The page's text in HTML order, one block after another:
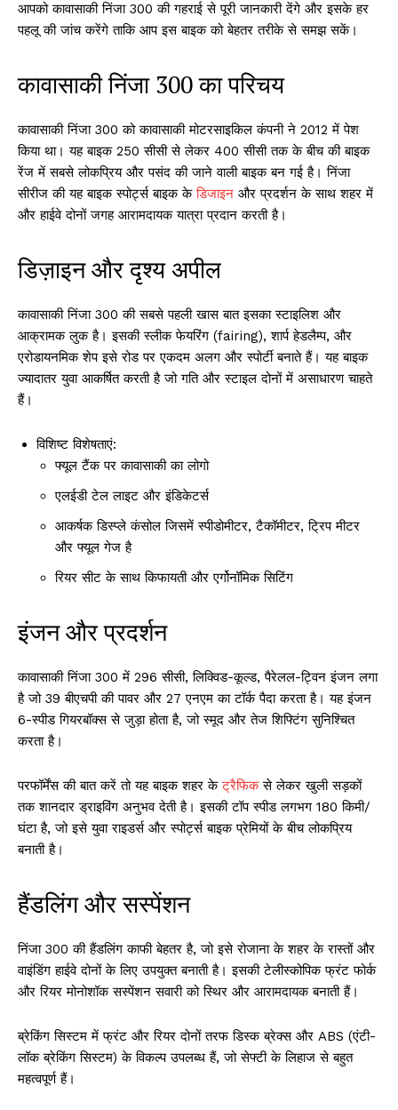
आपको कावासाकी निंजा 300 की गहराई से पूरी जानकारी देंगे और इसके हर
पहलू की जांच करेंगे ताकि आप इस बाइक को बेहतर तरीके से समझ सकें।
कावासाकी निंजा 300 का परिचय
कावासाकी निंजा 300 को कावासाकी मोटरसाइकिल कंपनी ने 2012 में पेश
किया था। यह बाइक 250 सीसी से लेकर 400 सीसी तक के बीच की बाइक
रेंज में सबसे लोकप्रिय और पसंद की जाने वाली बाइक बन गई है। निंजा
सीरीज की यह बाइक स्पोर्ट्स बाइक केडिजाइन और प्रदर्शन के साथ शहर में
और हाईवे दोनों जगह आरामदायक यात्रा प्रदान करती है।
डिज़ाइन और दृश्य अपील
कावासाकी निंजा 300 की सबसे पहली खास बात इसका स्टाइलिश और
आक्रामक लुक है। इसकी स्लीक फेयरिंग (fairing), शार्प हेडलैम्प, और
एरोडायनमिक शेप इसे रोड पर एकदम अलग और स्पोर्टी बनाते हैं। यह बाइक
ज्यादातर युवा आकर्षित करती है जो गति और स्टाइल दोनों में असाधारण चाहते
हैं।
विशिष्ट विशेषताएं:
फ्यूल टैंक पर कावासाकी का लोगो
एलईडी टेल लाइट और इंडिकेटर्स
आकर्षक डिस्प्ले कंसोल जिसमें स्पीडोमीटर, टैकॉमीटर, ट्रिप मीटर
और फ्यूल गेज है
रियर सीट के साथ किफायती और एर्गोनॉमिक सिटिंग
इंजन और प्रदर्शन
कावासाकी निंजा 300 में 296 सीसी, लिक्विड-कूल्ड, पैरेलल-ट्विन इंजन लगा
है जो 39 बीएचपी की पावर और 27 एनएम का टॉर्क पैदा करता है। यह इंजन
6-स्पीड गियरबॉक्स से जुड़ा होता है, जो स्मूद और तेज शिफ्टिंग सुनिश्चित
करता है।
परफॉर्मेंस की बात करें तो यह बाइक शहर केट्रैफिकसे लेकर खुली सड़कों
तक शानदार ड्राइविंग अनुभव देती है। इसकी टॉप स्पीड लगभग 180 किमी/
घंटा है, जो इसे युवा राइडर्स और स्पोर्ट्स बाइक प्रेमियों के बीच लोकप्रिय
बनाती है।
हैंडलिंग और सस्पेंशन
निंजा 300 की हैंडलिंग काफी बेहतर है, जो इसे रोजाना के शहर के रास्तों और
वाइंडिंग हाईवे दोनों के लिए उपयुक्त बनाती है। इसकी टेलीस्कोपिक फ्रंट फोर्क
और रियर मोनोशॉक सस्पेंशन सवारी को स्थिर और आरामदायक बनाती हैं।
ब्रेकिंग सिस्टम में फ्रंट और रियर दोनों तरफ डिस्क ब्रेक्स और ABS (एंटी-
लॉक ब्रेकिंग सिस्टम) के विकल्प उपलब्ध हैं, जो सेफ्टी के लिहाज से बहुत
महत्वपूर्ण हैं।